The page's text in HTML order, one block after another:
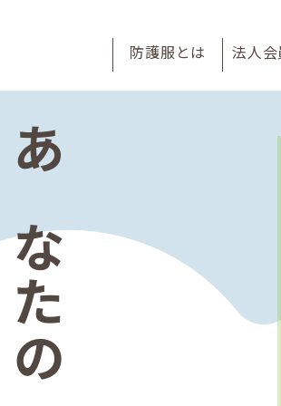
防護服とは 法人
あなたの